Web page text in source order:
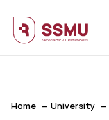
Home University